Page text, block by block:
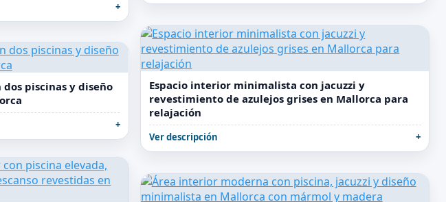
Espacio interior minimalista con jacuzzi y
revestimiento de azulejos grises en Mallorca para
relajación
Ver descripción
piscinas y diseño